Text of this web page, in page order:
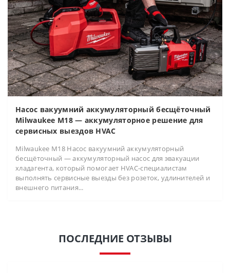
Насос вакуумний аккумуляторный бесщёточный
Milwaukee M18 — аккумуляторное решение для
сервисных выездов HVAC
Milwaukee M18 Насос вакуумний аккумуляторный
бесщёточный — аккумуляторный насос для эвакуации
хладагента, который помогает HVAC-специалистам
выполнять сервисные выезды без розеток, удлинителей и
внешнего питания...
ПОСЛЕДНИЕ ОТЗЫВЫ